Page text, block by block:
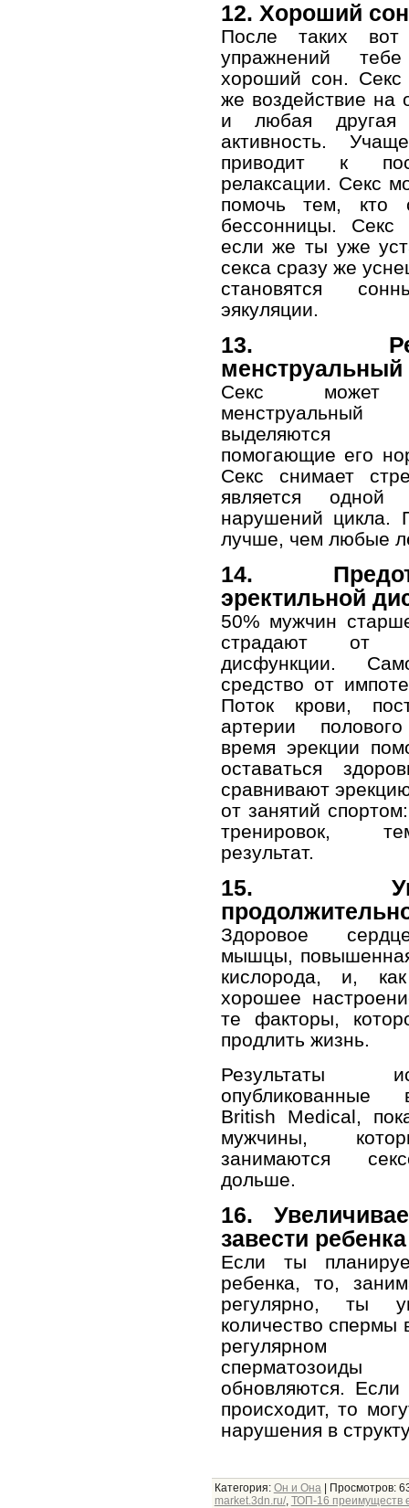
12. Хороший сон
После таких вот
упражнений
хороший сон. Секс
же воздействие на
и любая другая
активность.
приводит к
релаксации. Секс
помочь тем, кто
бессонницы. Секс
если же ты уже
секса сразу же
становятся
эякуляции.
13.
менструальный
Секс может
выделяются
помогающие его
Секс снимает
является
нарушений цикла.
лучше, чем любые
14.
эректильной
50% мужчин
страдают от
дисфункции.
средство от
Поток крови,
артерии
время эрекции
оставаться
сравнивают
от занятий
тренировок,
результат.
15.
Здоровое
мышцы,
кислорода, и,
хорошее
те факторы,
продлить жизнь.
Результаты
British Medical,
мужчины,
занимаются
дольше.
16.
завести ребенка
Если ты
ребенка, то,
регулярно, ты
количество спермы
сперматозоиды
обновляются.
происходит, то
нарушения в
Категория: Он и Она| Просмотров:
market.3dn.ru/, ТОП-16 преимуществ